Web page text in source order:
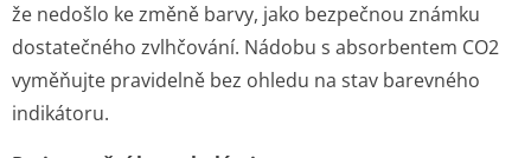
že nedošlo ke změně barvy, jako bezpečnou známku
dostatečného zvlhčování. Nádobu s absorbentem CO2
vyměňujte pravidelně bez ohledu na stav barevného
indikátoru.